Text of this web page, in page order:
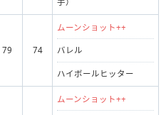
79 74
ムーンショット++
バレル
ハイボールヒッター
ムーンショット++